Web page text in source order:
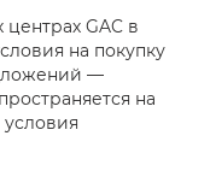
GAC в
на покупку
—
на